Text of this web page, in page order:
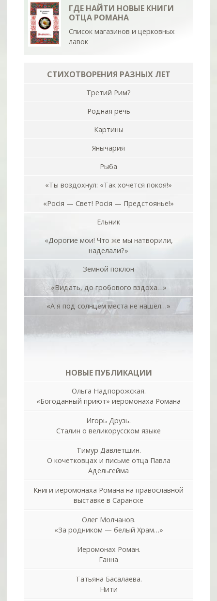
ГДЕ НАЙТИ НОВЫЕ КНИГИ
ОТЦА РОМАНА
Список магазинов и церковных
лавок
СТИХОТВОРЕНИЯ РАЗНЫХ ЛЕТ
Третий Рим?
Родная речь
Картины
Янычария
Рыба
«Ты воздохнул: «Так хочется покоя!»
«Росiя — Свет! Росiя — Предстоянье!»
Ельник
«Дорогие мои! Что же мы натворили,
наделали?»
Земной поклон
«Видать, до гробового вздоха…»
«А я под солнцем места не нашёл…»
НОВЫЕ ПУБЛИКАЦИИ
Ольга Надпорожская.
«Богоданный приют» иеромонаха Романа
Игорь Друзь.
Сталин о великорусском языке
Тимур Давлетшин.
О кочетковцах и письме отца Павла
Адельгейма
Книги иеромонаха Романа на православной
выставке в Саранске
Олег Молчанов.
«За родником — белый Храм…»
Иеромонах Роман.
Ганна
Татьяна Басалаева.
Нити